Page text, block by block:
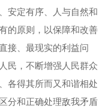
安定有序、人与自然和
的原则，以保障和改善
接、最现实的利益问
民，不断增强人民群众
各得其所而又和谐相处
分和正确处理敌我矛盾